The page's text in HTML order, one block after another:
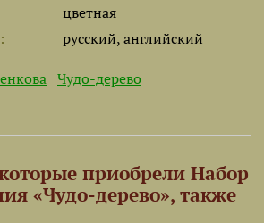
цветная
русский, английский
Чудо-дерево
приобрели Набор
«Чудо-дерево», также